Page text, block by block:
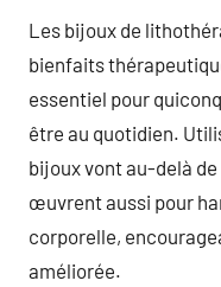
Les bijoux de
bienfaits
essentiel pour
être au quotidien.
bijoux vont au-delà
œuvrent aussi pour
corporelle,
améliorée.